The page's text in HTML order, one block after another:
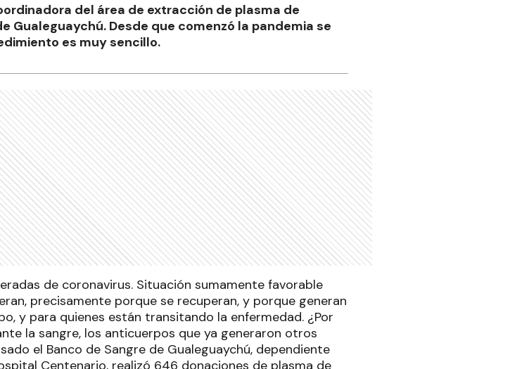
del área de extracción de plasma de
Gualeguaychú. Desde que comenzó la pandemia se
es muy sencillo.
de coronavirus. Situación sumamente favorable
precisamente porque se recuperan, y porque generan
y para quienes están transitando la enfermedad. ¿Por
la sangre, los anticuerpos que ya generaron otros
el Banco de Sangre de Gualeguaychú, dependiente
Centenario, realizó 646 donaciones de plasma de